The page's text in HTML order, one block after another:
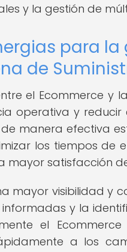
y la gestión de
para la
de
el Ecommerce y
operativa y reducir
manera efectiva
los tiempos de
mayor satisfacción
mayor visibilidad y
y la
el
a los